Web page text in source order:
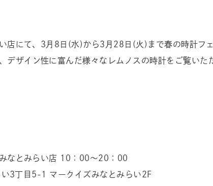
店にて、3月8日(水)から3月28日(火)まで春の時計
デザイン性に富んだ様々なレムノスの時計をご覧いた
なとみらい店 10：00～20：00
3丁目5-1 マークイズみなとみらい2F